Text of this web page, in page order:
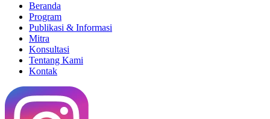
Beranda
Program
Publikasi & Informasi
Mitra
Konsultasi
Tentang Kami
Kontak